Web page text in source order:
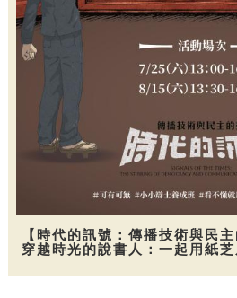
【時代的訊號：傳播技術與民
穿越時光的說書人：一起用紙芝